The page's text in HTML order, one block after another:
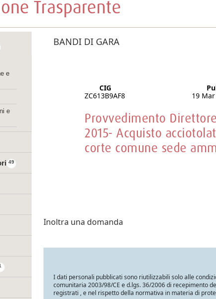
Trasparente
e
e
49
BANDI DI GARA
CIG
ZC613B9AF8
19
Provvedimento
2015- Acquisto
corte comune sede
Inoltra una domanda
I dati personali pubblicati sono riutilizzabili solo alle
comunitaria 2003/98/CE e d.lgs. 36/2006 di recepimento
registrati , e nel rispetto della normativa in materia di